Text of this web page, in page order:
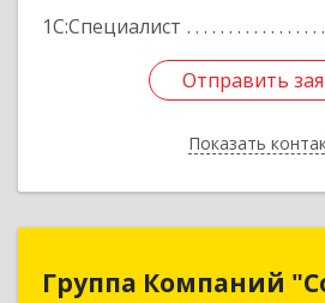
1С:Специалист
Отправить
Показать
Отправить
Назад
Группа Компаний
Группа Компаний